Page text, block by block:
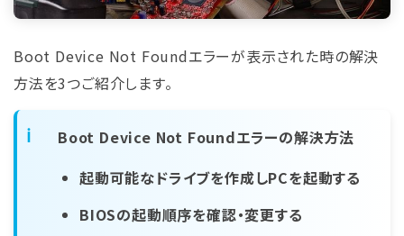
Boot Device Not Foundエラーが表示された時の解決
方法を3つご紹介します。
Boot Device Not Foundエラーの解決方法
起動可能なドライブを作成しPCを起動する
BIOSの起動順序を確認・変更する